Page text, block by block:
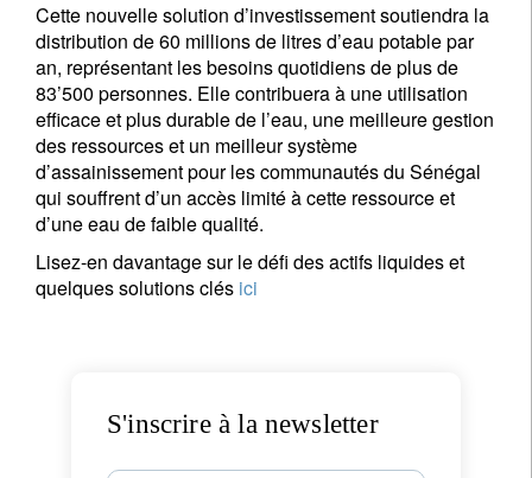
Cette nouvelle solution d’investissement soutiendra la
distribution de 60 millions de litres d’eau potable par
an, représentant les besoins quotidiens de plus de
83’500 personnes. Elle contribuera à une utilisation
efficace et plus durable de l’eau, une meilleure gestion
des ressources et un meilleur système
d’assainissement pour les communautés du Sénégal
qui souffrent d’un accès limité à cette ressource et
d’une eau de faible qualité.
Lisez-en davantage sur le défi des actifs liquides et
quelques solutions clés ici
S'inscrire à la newsletter